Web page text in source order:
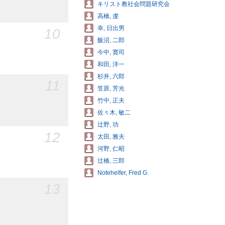
10
12
キリスト教社会問題研究会
高橋, 虔
幸, 日出男
飯沼, 二郎
今中, 寛司
和田, 洋一
杉井, 六郎
笠原, 芳光
竹中, 正夫
佐々木, 敏二
辻野, 功
太田, 雅夫
河野, 仁昭
辻橋, 三郎
Notehelfer, Fred G.